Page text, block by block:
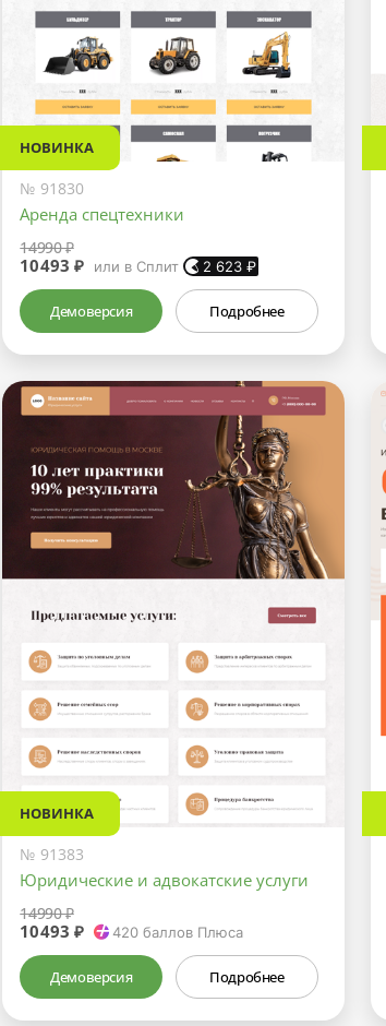
НОВИНКА
№ 91830
Аренда спецтехники
14990 ₽
10493 ₽ или в Сплит 2 623₽
Демоверсия Подробнее
НОВИНКА
№ 91383
Юридические и адвокатские услуги
14990 ₽
10493 ₽ 420баллов Плюса
Демоверсия Подробнее